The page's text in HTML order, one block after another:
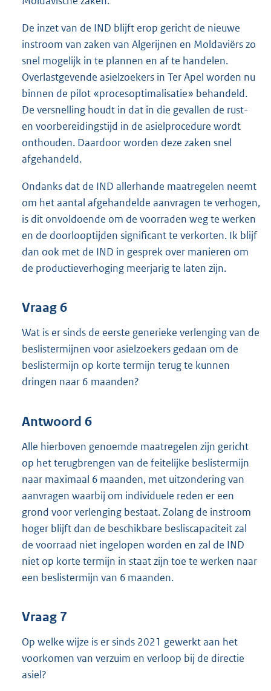
De inzet van de IND blijft erop gericht de nieuwe
instroom van zaken van Algerijnen en Moldaviërs zo
snel mogelijk in te plannen en af te handelen.
Overlastgevende asielzoekers in Ter Apel worden nu
binnen de pilot «procesoptimalisatie» behandeld.
De versnelling houdt in dat in die gevallen de rust-
en voorbereidingstijd in de asielprocedure wordt
onthouden. Daardoor worden deze zaken snel
afgehandeld.
Ondanks dat de IND allerhande maatregelen neemt
om het aantal afgehandelde aanvragen te verhogen,
is dit onvoldoende om de voorraden weg te werken
en de doorlooptijden significant te verkorten. Ik blijf
dan ook met de IND in gesprek over manieren om
de productieverhoging meerjarig te laten zijn.
Vraag 6
Wat is er sinds de eerste generieke verlenging van de
beslistermijnen voor asielzoekers gedaan om de
beslistermijn op korte termijn terug te kunnen
dringen naar 6 maanden?
Antwoord 6
Alle hierboven genoemde maatregelen zijn gericht
op het terugbrengen van de feitelijke beslistermijn
naar maximaal 6 maanden, met uitzondering van
aanvragen waarbij om individuele reden er een
grond voor verlenging bestaat. Zolang de instroom
hoger blijft dan de beschikbare besliscapaciteit zal
de voorraad niet ingelopen worden en zal de IND
niet op korte termijn in staat zijn toe te werken naar
een beslistermijn van 6 maanden.
Vraag 7
Op welke wijze is er sinds 2021 gewerkt aan het
voorkomen van verzuim en verloop bij de directie
asiel?